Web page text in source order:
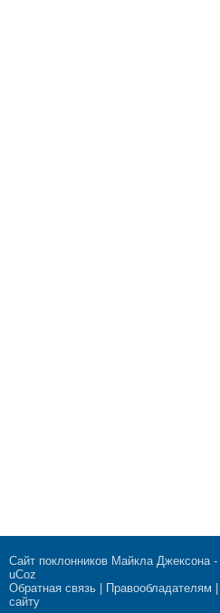
Сайт поклонников Майкла Джексона-
uCoz
Обратная связь
Правообладателям
сайту